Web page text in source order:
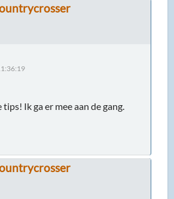
Ik ga er mee aan de gang.